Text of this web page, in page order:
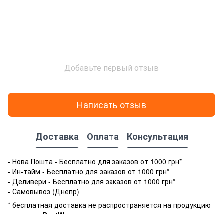
Добавьте первый отзыв
Написать отзыв
Доставка Оплата Консультация
- Нова Пошта - Бесплатно для заказов от 1000 грн*
- Ин-тайм - Бесплатно для заказов от 1000 грн*
- Деливери - Бесплатно для заказов от 1000 грн*
- Самовывоз (Днепр)
* бесплатная доставка не распространяется на продукцию